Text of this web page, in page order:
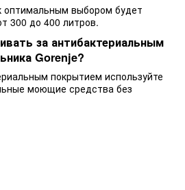
оптимальным выбором будет
300 до 400 литров.
за антибактериальным
Gorenje?
покрытием используйте
моющие средства без